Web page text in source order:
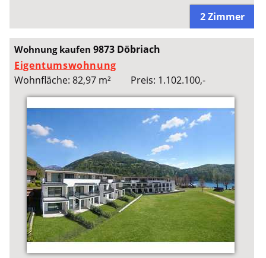
2 Zimmer
Wohnung kaufen9873 Döbriach
Eigentumswohnung
Wohnfläche: 82,97 m²
Preis: 1.102.100,-